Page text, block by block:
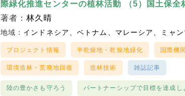
際緑化推進センターの植林活動 （5）国土保
著者：林久晴
地域： インドネシア ベトナム マレーシア ミャ
プロジェクト情報 半乾燥地・乾燥地緑化 国際機
環境造林・荒廃地回復 造林技術 雑誌記事
陸の豊かさも守ろう パートナーシップで目標を達成し